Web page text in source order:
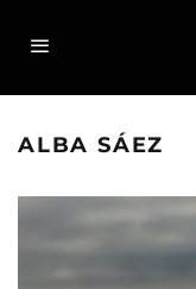
ALBA SÁEZ